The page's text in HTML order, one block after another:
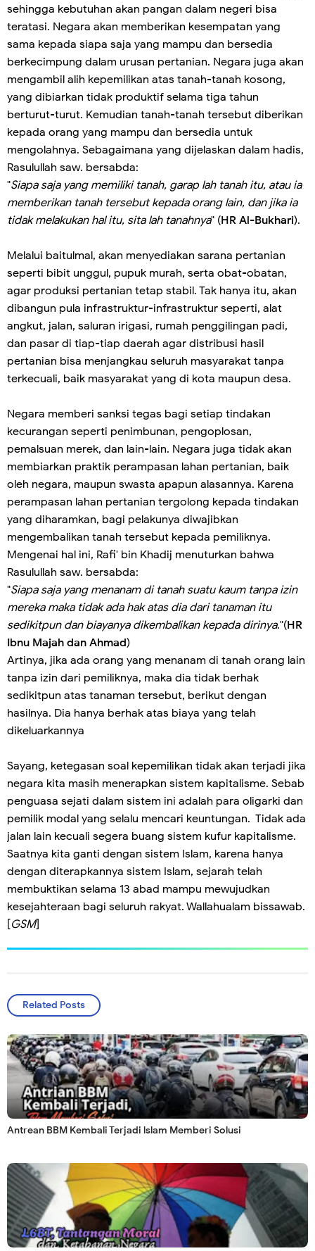
sehingga kebutuhan akan pangan dalam negeri bisa
teratasi. Negara akan memberikan kesempatan yang
sama kepada siapa saja yang mampu dan bersedia
berkecimpung dalam urusan pertanian. Negara juga akan
mengambil alih kepemilikan atas tanah-tanah kosong,
yang dibiarkan tidak produktif selama tiga tahun
berturut-turut. Kemudian tanah-tanah tersebut diberikan
kepada orang yang mampu dan bersedia untuk
mengolahnya. Sebagaimana yang dijelaskan dalam hadis,
Rasulullah saw. bersabda:
"Siapa saja yang memiliki tanah, garap lah tanah itu, atau ia
memberikan tanah tersebut kepada orang lain, dan jika ia
tidak melakukan hal itu, sita lah tanahnya" (HR Al-Bukhari).
Melalui baitulmal, akan menyediakan sarana pertanian
seperti bibit unggul, pupuk murah, serta obat-obatan,
agar produksi pertanian tetap stabil. Tak hanya itu, akan
dibangun pula infrastruktur-infrastruktur seperti, alat
angkut, jalan, saluran irigasi, rumah penggilingan padi,
dan pasar di tiap-tiap daerah agar distribusi hasil
pertanian bisa menjangkau seluruh masyarakat tanpa
terkecuali, baik masyarakat yang di kota maupun desa.
Negara memberi sanksi tegas bagi setiap tindakan
kecurangan seperti penimbunan, pengoplosan,
pemalsuan merek, dan lain-lain. Negara juga tidak akan
membiarkan praktik perampasan lahan pertanian, baik
oleh negara, maupun swasta apapun alasannya. Karena
perampasan lahan pertanian tergolong kepada tindakan
yang diharamkan, bagi pelakunya diwajibkan
mengembalikan tanah tersebut kepada pemiliknya.
Mengenai hal ini, Rafi' bin Khadij menuturkan bahwa
Rasulullah saw. bersabda:
"Siapa saja yang menanam di tanah suatu kaum tanpa izin
mereka maka tidak ada hak atas dia dari tanaman itu
sedikitpun dan biayanya dikembalikan kepada dirinya."(HR
Ibnu Majah dan Ahmad)
Artinya, jika ada orang yang menanam di tanah orang lain
tanpa izin dari pemiliknya, maka dia tidak berhak
sedikitpun atas tanaman tersebut, berikut dengan
hasilnya. Dia hanya berhak atas biaya yang telah
dikeluarkannya
Sayang, ketegasan soal kepemilikan tidak akan terjadi jika
negara kita masih menerapkan sistem kapitalisme. Sebab
penguasa sejati dalam sistem ini adalah para oligarki dan
pemilik modal yang selalu mencari keuntungan. Tidak ada
jalan lain kecuali segera buang sistem kufur kapitalisme.
Saatnya kita ganti dengan sistem Islam, karena hanya
dengan diterapkannya sistem Islam, sejarah telah
membuktikan selama 13 abad mampu mewujudkan
kesejahteraan bagi seluruh rakyat. Wallahualam bissawab.
[GSM]
Related Posts
Antrean BBM Kembali Terjadi lslam Memberi Solusi